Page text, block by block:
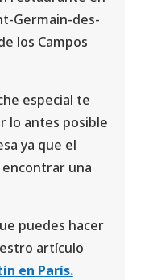
Germain-des-
los Campos
especial te
lo antes posible
ya que el
una
puedes hacer
artículo
en París.